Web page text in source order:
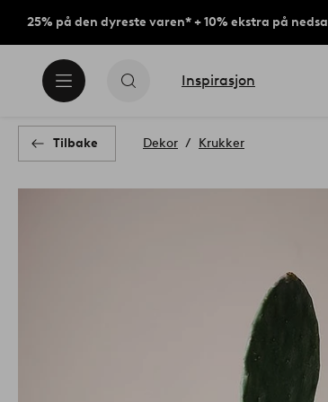
25% på den dyreste varen* + 10% ekstra på
Inspirasjon
Tilbake Dekor Krukker